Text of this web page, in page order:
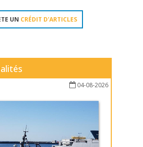
UN CRÉDIT D'ARTICLES
04-08-2026